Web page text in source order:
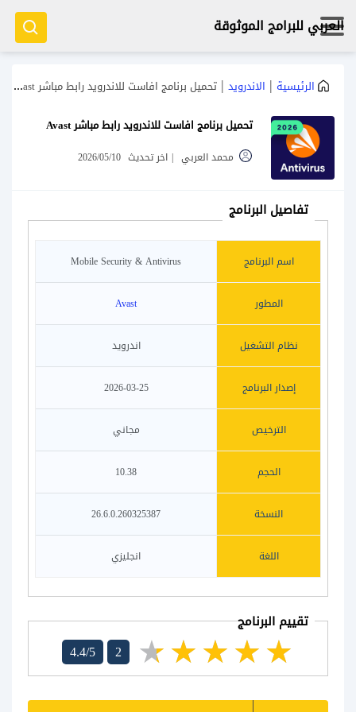
العربي للبرامج الموثوقة
الرئيسية | الاندرويد | تحميل برنامج افاست للاندرويد رابط مباشر Avast
تحميل برنامج افاست للاندرويد رابط مباشر Avast
محمد العربي | اخر تحديث 2026/05/10
تفاصيل البرنامج
اسم البرنامج Mobile Security & Antivirus
المطور Avast
نظام التشغيل اندرويد
إصدار البرنامج 2026-03-25
الترخيص مجاني
الحجم 10.38
النسخة 26.6.0.260325387
اللغة انجليزي
تقييم البرنامج
4.4/5 2